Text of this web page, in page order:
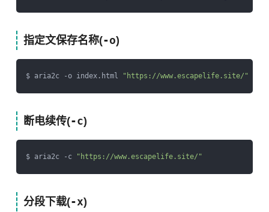
指定文保存名称(-o)
$ aria2c -o index.html "https://www.escapelife.site/"
断电续传(-c)
$ aria2c -c "https://www.escapelife.site/"
分段下载(-x)